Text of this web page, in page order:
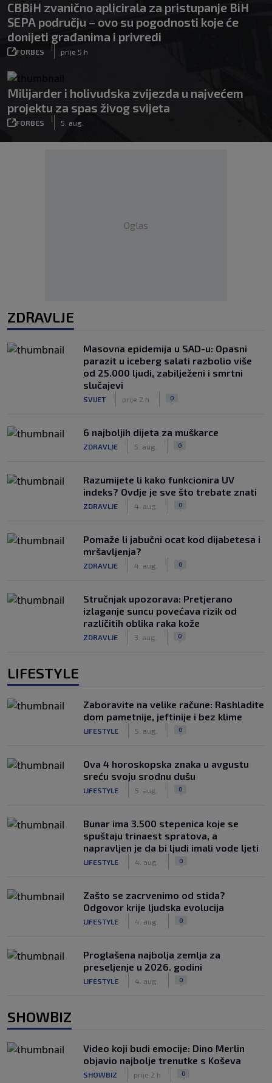
CBBiH zvanično aplicirala za pristupanje BiH
SEPA području – ovo su pogodnosti koje će
donijeti građanima i privredi
FORBES
|
prije 5 h
Milijarder i holivudska zvijezda u najvećem
projektu za spas živog svijeta
FORBES
|
5. aug.
Oglas
ZDRAVLJE
Masovna epidemija u SAD-u: Opasni
parazit u iceberg salati razbolio više
od 25.000 ljudi, zabilježeni i smrtni
slučajevi
SVIJET prije 2 h 0
6 najboljih dijeta za muškarce
ZDRAVLJE 5. aug. 0
Razumijete li kako funkcionira UV
indeks? Ovdje je sve što trebate znati
ZDRAVLJE 4. aug. 0
Pomaže li jabučni ocat kod dijabetesa i
mršavljenja?
ZDRAVLJE 4. aug. 0
Stručnjak upozorava: Pretjerano
izlaganje suncu povećava rizik od
različitih oblika raka kože
ZDRAVLJE 3. aug. 0
LIFESTYLE
Zaboravite na velike račune: Rashladite
dom pametnije, jeftinije i bez klime
LIFESTYLE 5. aug. 0
Ova 4 horoskopska znaka u avgustu
sreću svoju srodnu dušu
LIFESTYLE 5. aug. 0
Bunar imа 3.500 stepenica koje se
spuštaju trinaest spratova, a
napravljen je da bi ljudi imali vode ljeti
LIFESTYLE 4. aug. 0
Zašto se zacrvenimo od stida?
Odgovor krije ljudska evolucija
LIFESTYLE 4. aug. 0
Proglašena najbolja zemlja za
preseljenje u 2026. godini
LIFESTYLE 4. aug. 0
SHOWBIZ
Video koji budi emocije: Dino Merlin
objavio najbolje trenutke s Koševa
SHOWBIZ prije 2 h 0